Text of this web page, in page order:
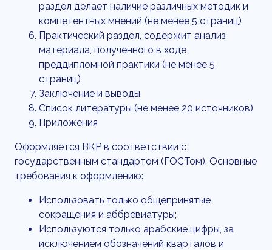
раздел делает наличие различных методик и
компетентных мнений (не менее 5 страниц)
Практический раздел, содержит анализ
материала, полученного в ходе
преддипломной практики (не менее 5
страниц)
Заключение и выводы
Список литературы (не менее 20 источников)
Приложения
Оформляется ВКР в соответствии с
государственным стандартом (ГОСТом). Основные
требования к оформлению:
Использовать только общепринятые
сокращения и аббревиатуры;
Используются только арабские цифры, за
исключением обозначений кварталов и